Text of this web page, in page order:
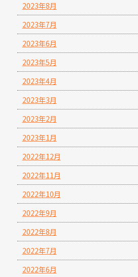
2023年8月
2023年7月
2023年6月
2023年5月
2023年4月
2023年3月
2023年2月
2023年1月
2022年12月
2022年11月
2022年10月
2022年9月
2022年8月
2022年7月
2022年6月